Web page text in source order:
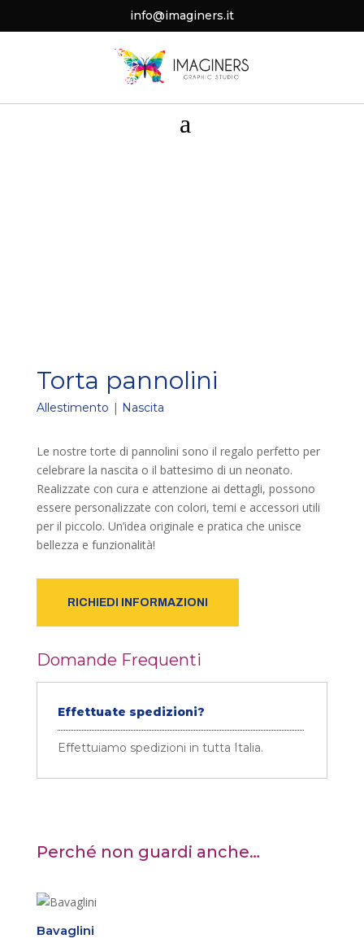
info@imaginers.it
a
Torta pannolini
Allestimento | Nascita
Le nostre torte di pannolini sono il regalo perfetto per
celebrare la nascita o il battesimo di un neonato.
Realizzate con cura e attenzione ai dettagli, possono
essere personalizzate con colori, temi e accessori utili
per il piccolo. Un’idea originale e pratica che unisce
bellezza e funzionalità!
RICHIEDI INFORMAZIONI
Domande Frequenti
Effettuate spedizioni?
Effettuiamo spedizioni in tutta Italia.
Perché non guardi anche…
Bavaglini